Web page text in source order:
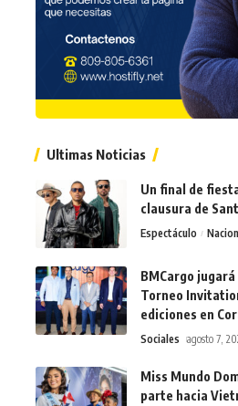
Ultimas Noticias
Un final de
clausura de
Espectáculo
BMCargo
Torneo
ediciones en
Sociales agosto 7,
Miss Mundo
parte hacia